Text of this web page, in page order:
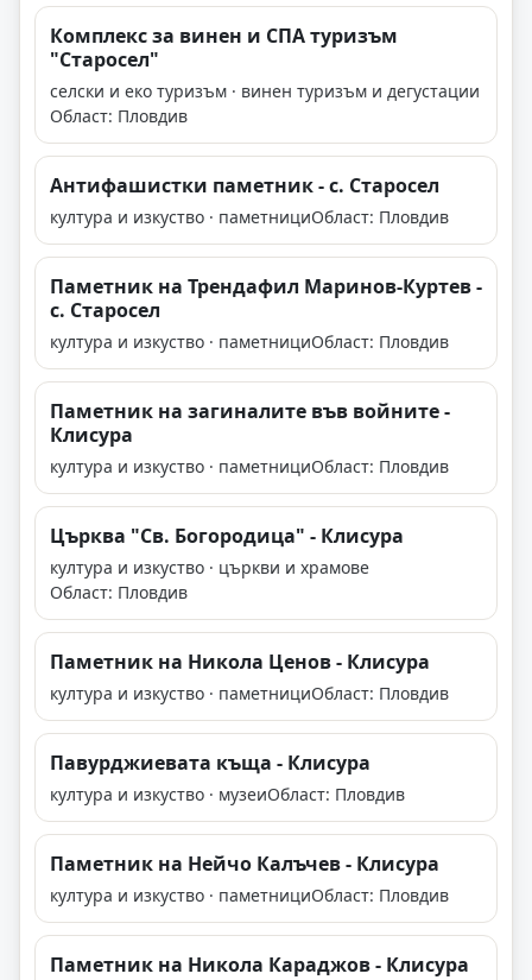
Комплекс за винен и СПА туризъм
"Старосел"
селски и еко туризъм · винен туризъм и дегустации
Област: Пловдив
Антифашистки паметник - с. Старосел
култура и изкуство · паметнициОбласт: Пловдив
Паметник на Трендафил Маринов-Куртев -
с. Старосел
култура и изкуство · паметнициОбласт: Пловдив
Паметник на загиналите във войните -
Клисура
култура и изкуство · паметнициОбласт: Пловдив
Църква "Св. Богородица" - Клисура
култура и изкуство · църкви и храмове
Област: Пловдив
Паметник на Никола Ценов - Клисура
култура и изкуство · паметнициОбласт: Пловдив
Павурджиевата къща - Клисура
култура и изкуство · музеиОбласт: Пловдив
Паметник на Нейчо Калъчев - Клисура
култура и изкуство · паметнициОбласт: Пловдив
Паметник на Никола Караджов - Клисура